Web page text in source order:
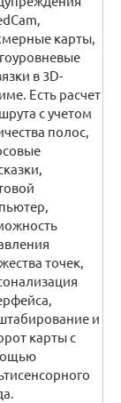
карты,
в 3D-
Есть расчет
с учетом
полос,
точек,
и
карты с